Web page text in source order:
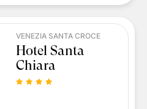
VENEZIA SANTA CROCE
Hotel Santa
Chiara